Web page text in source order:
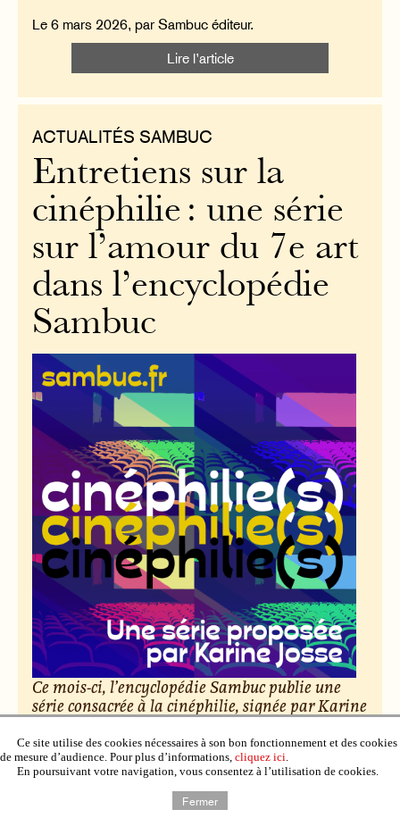
Le 6 mars 2026, par Sambuc éditeur.
Lire l’article
ACTUALITÉS SAMBUC
Entretiens sur la
cinéphilie : une série
sur l’amour du 7e art
dans l’encyclopédie
Sambuc
Ce mois-ci, l’encyclopédie Sambuc publie une
série consacrée à la cinéphilie, signée par Karine
Josse. Des salles obscures aux vidéo-clubs,
découvrez cent nuances d’amour du cinéma.
Le 6 février 2026, par Raphaël Deuff.
Lire l’article
Ce site utilise des cookies nécessaires à son bon fonctionnement et des cookies
de mesure d’audience. Pour plus d’informations, cliquez ici.
En poursuivant votre navigation, vous consentez à l’utilisation de cookies.
Fermer